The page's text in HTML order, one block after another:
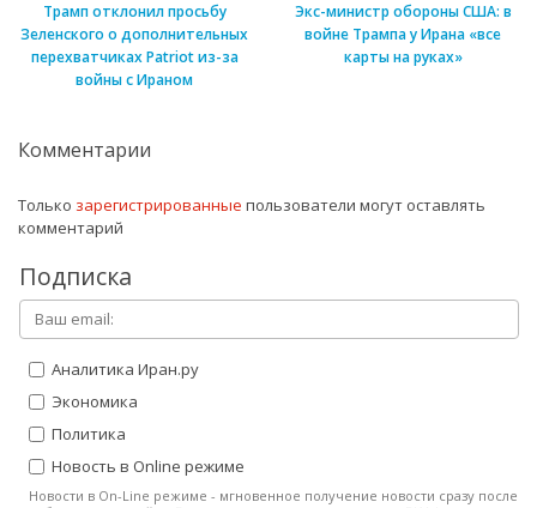
Трамп отклонил просьбу
Зеленского о дополнительных
перехватчиках Patriot из-за
войны с Ираном
Экс-министр обороны США: в
войне Трампа у Ирана «все
карты на руках»
Комментарии
Только зарегистрированные пользователи могут оставлять
комментарий
Подписка
Аналитика Иран.ру
Экономика
Политика
Новость в Online режиме
Новости в On-Line режиме - мгновенное получение новости сразу после